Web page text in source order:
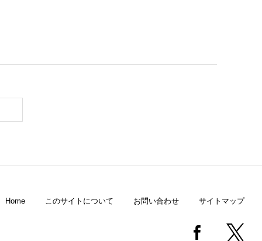
Home このサイトについて お問い合わせ サイトマップ